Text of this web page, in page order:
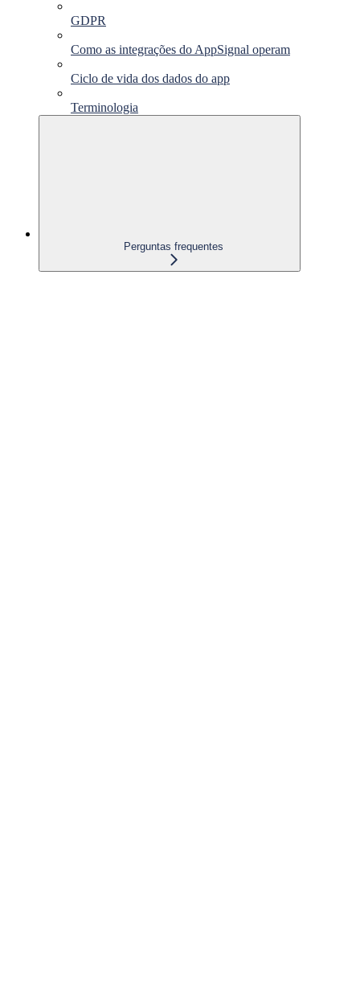
GDPR
Como as integrações do AppSignal operam
Ciclo de vida dos dados do app
Terminologia
Perguntas frequentes